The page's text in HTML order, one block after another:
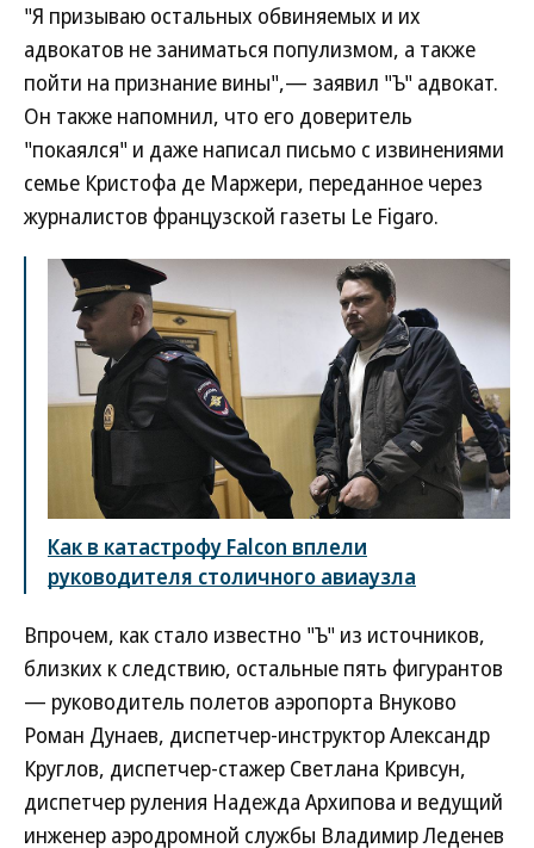
"Я призываю остальных обвиняемых и их
адвокатов не заниматься популизмом, а также
пойти на признание вины",— заявил "Ъ" адвокат.
Он также напомнил, что его доверитель
"покаялся" и даже написал письмо с извинениями
семье Кристофа де Маржери, переданное через
журналистов французской газеты Le Figaro.
Как в катастрофу Falcon вплели
руководителя столичного авиаузла
Впрочем, как стало известно "Ъ" из источников,
близких к следствию, остальные пять фигурантов
— руководитель полетов аэропорта Внуково
Роман Дунаев, диспетчер-инструктор Александр
Круглов, диспетчер-стажер Светлана Кривсун,
диспетчер руления Надежда Архипова и ведущий
инженер аэродромной службы Владимир Леденев